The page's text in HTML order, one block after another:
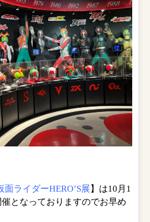
ライダーHERO’S展 】は10月1
となっておりますのでお早め